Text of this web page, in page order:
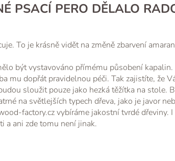
PSACÍ PERO DĚLALO
To je krásně vidět na změně zbarvení
být vystavováno přímému působení
mu dopřát pravidelnou péči. Tak zajistíte, že
sloužit pouze jako hezká těžítka na
na světlejších typech dřeva, jako je javor
factory.cz vybíráme jakostní tvrdé
a ani zde tomu není jinak.